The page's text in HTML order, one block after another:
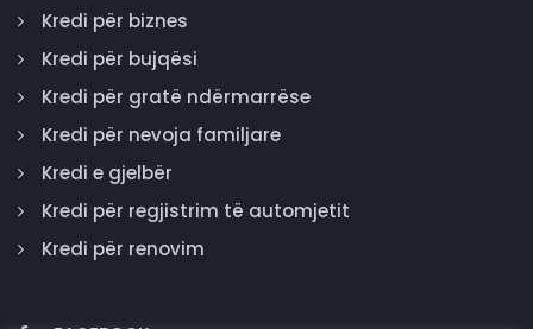
Kredi për biznes
Kredi për bujqësi
Kredi për gratë ndërmarrëse
Kredi për nevoja familjare
Kredi e gjelbër
Kredi për regjistrim të automjetit
Kredi për renovim